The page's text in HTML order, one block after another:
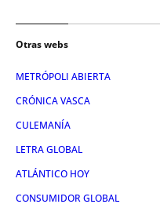
Otras webs
METRÓPOLI ABIERTA
CRÓNICA VASCA
CULEMANÍA
LETRA GLOBAL
ATLÁNTICO HOY
CONSUMIDOR GLOBAL